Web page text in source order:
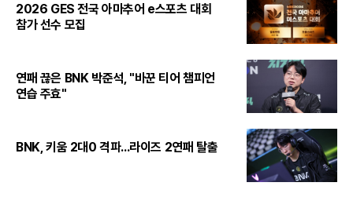
2026 GES 전국 아마추어 e스포츠 대회
참가 선수 모집
연패 끊은 BNK 박준석, "바꾼 티어 챔피언
연습 주효"
BNK, 키움 2대0 격파...라이즈 2연패 탈출